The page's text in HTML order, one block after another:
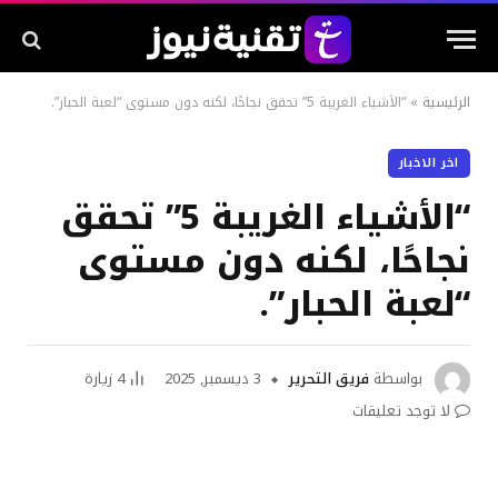
الرئيسية » “الأشياء الغريبة 5” تحقق نجاحًا، لكنه دون مستوى “لعبة الحبار”.
اخر الاخبار
“الأشياء الغريبة 5” تحقق
نجاحًا، لكنه دون مستوى
“لعبة الحبار”.
بواسطة فريق التحرير 3 ديسمبر, 2025 4 زيارة
لا توجد تعليقات